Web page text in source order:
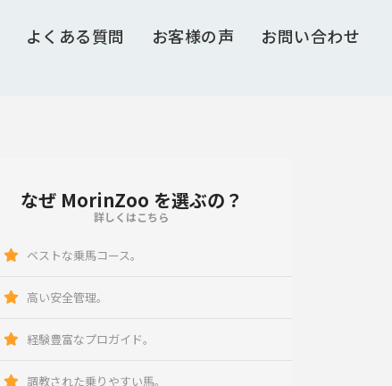
よくある質問 お客様の声 お問い合わせ
なぜ MorinZoo を選ぶの？
詳しくはこちら
ベストな乗馬コース。
高い安全管理。
経験豊富なプロガイド。
調教された乗りやすい馬。